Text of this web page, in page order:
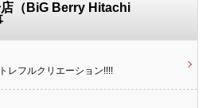
（BiG Berry Hitachi
レフルクリエーション!!!!